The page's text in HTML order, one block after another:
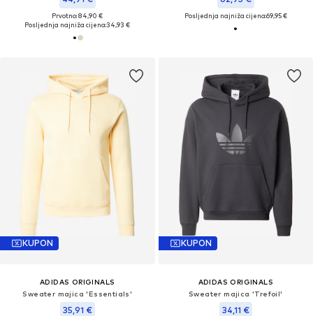
Prvotno: 84,90 €
Posljednja najniža cijena:34,93 €
Posljednja najniža cijena:69,95 €
KUPON
ADIDAS ORIGINALS
Sweater majica 'Essentials'
35,91 €
KUPON
ADIDAS ORIGINALS
Sweater majica 'Trefoil'
34,11 €